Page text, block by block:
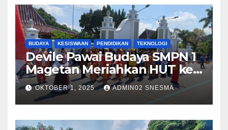
BUDAYA KESISWAAN PENDIDIKAN TEKNOLOGI
Devile Pawai Budaya SMPN 1
Magetan Meriahkan HUT ke-
79 dengan Tema Harmony in
Diversity
OKTOBER 1, 2025 ADMIN02 SNESMA